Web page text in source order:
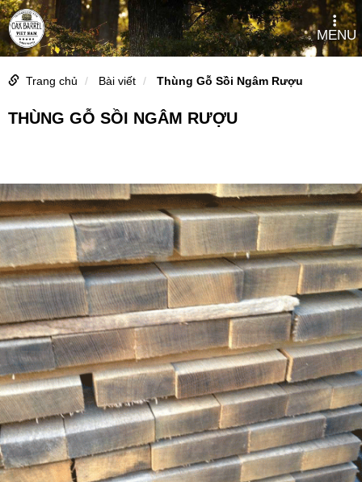
MENU
Trang chủ Bài viết Thùng Gỗ Sồi Ngâm Rượu
THÙNG GỖ SỒI NGÂM RƯỢU